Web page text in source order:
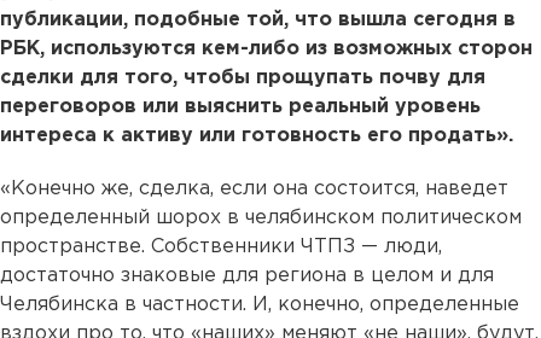
публикации, подобные той, что вышла сегодня в
РБК, используются кем-либо из возможных сторон
сделки для того, чтобы прощупать почву для
переговоров или выяснить реальный уровень
интереса к активу или готовность его продать».
«Конечно же, сделка, если она состоится, наведет
определенный шорох в челябинском политическом
пространстве. Собственники ЧТПЗ — люди,
достаточно знаковые для региона в целом и для
Челябинска в частности. И, конечно, определенные
вздохи про то, что «наших» меняют «не наши», будут,